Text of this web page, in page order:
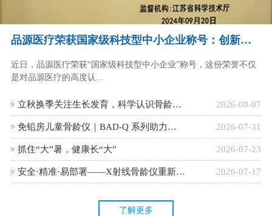
品源医疗荣获国家级科技型中小企业称号：创新驱动，未来可期
近日，品源医疗荣获“国家级科技型中小企业”称号，这份荣誉不仅
是对品源医疗的高度认...
立秋换季关注生长发育，科学认识骨龄检测的健康意义 2026-08-07
免铅房儿童骨龄仪｜BAD-Q 系列助力青少年生长发育科学评估 2026-07-31
抓住“大”暑，健康长“大” 2026-07-23
安全·精准·易部署——X射线骨龄仪重新定义儿童骨龄检测的标尺 2026-07-17
了解更多